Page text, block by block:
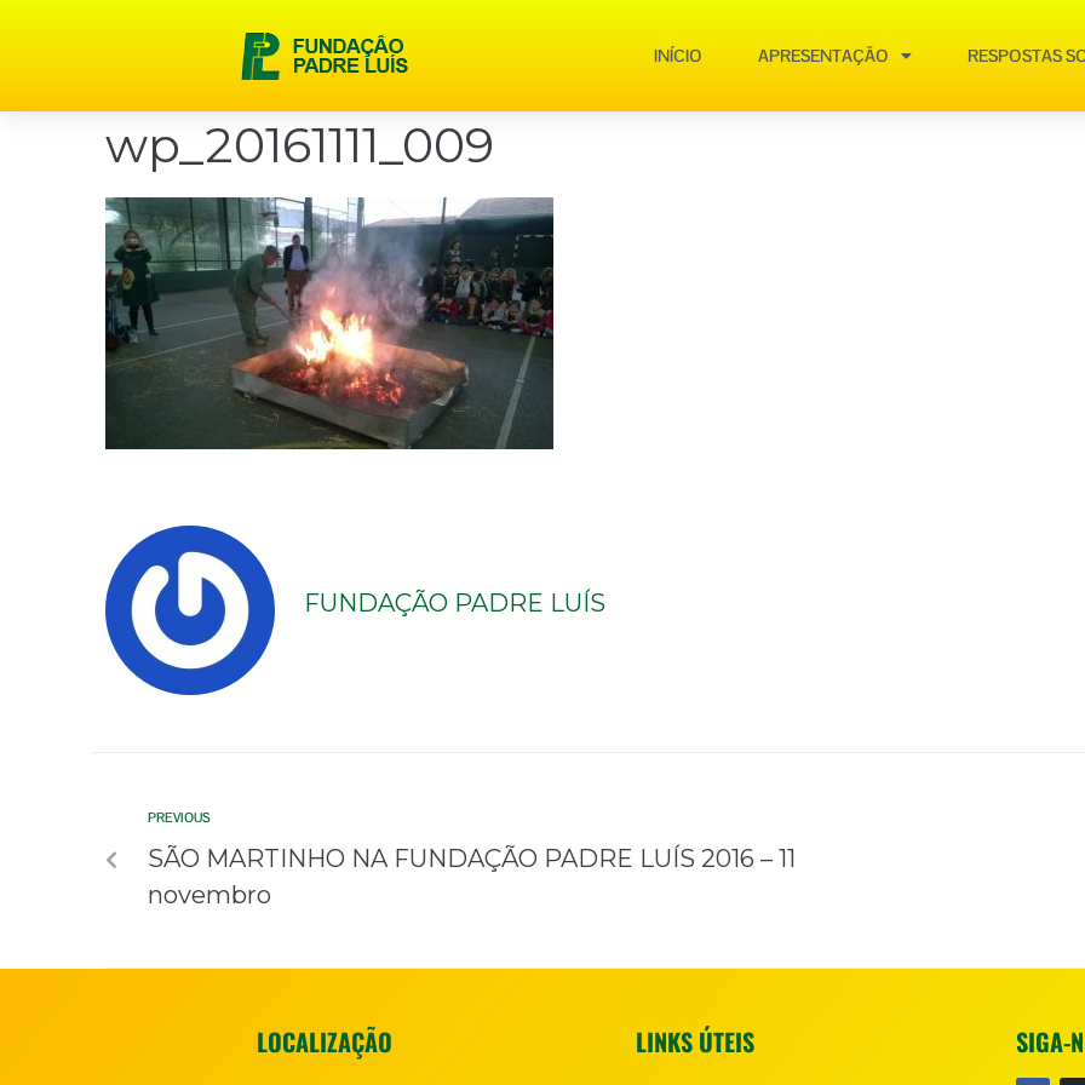
INÍCIO APRESENTAÇÃO RESPOSTAS
wp_20161111_009
FUNDAÇÃO PADRE LUÍS
PREVIOUS
SÃO MARTINHO NA FUNDAÇÃO PADRE LUÍS 2016 – 11
novembro
LOCALIZAÇÃO LINKS ÚTEIS SIGA-